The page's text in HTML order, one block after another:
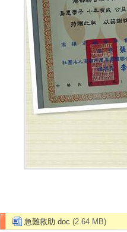
急難救助.doc (2.64 MB)